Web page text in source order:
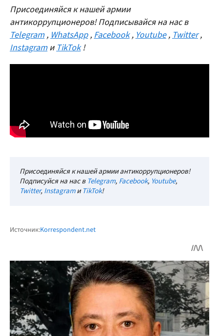
Присоединяйся к нашей армии
антикоррупционеров! Подписывайся на нас в
Telegram ,WhatsApp ,Facebook ,Youtube ,Twitter ,
Instagram иTikTok !
Присоединяйся к нашей армии антикоррупционеров!
Подписуйся на нас в Telegram, Facebook, Youtube,
Twitter, InstagramиTikTok!
Источник:Korrespondent.net